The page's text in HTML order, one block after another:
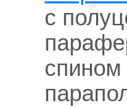
с
спином